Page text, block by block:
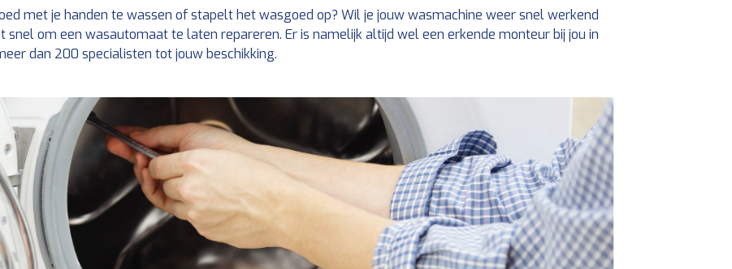
met je handen te wassen of stapelt het wasgoed op? Wil je jouw wasmachine weer snel werkend
snel om een wasautomaat te laten repareren. Er is namelijk altijd wel een erkende monteur bij jou in
dan 200 specialisten tot jouw beschikking.